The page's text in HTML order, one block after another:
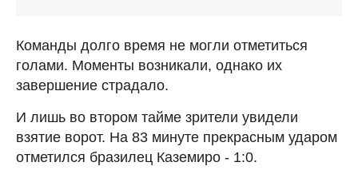
Команды долго время не могли отметиться
голами. Моменты возникали, однако их
завершение страдало.
И лишь во втором тайме зрители увидели
взятие ворот. На 83 минуте прекрасным ударом
отметился бразилец Каземиро - 1:0.